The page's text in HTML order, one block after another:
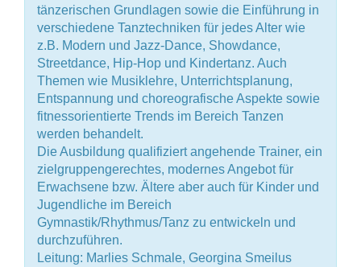
tänzerischen Grundlagen sowie die Einführung in
verschiedene Tanztechniken für jedes Alter wie
z.B. Modern und Jazz-Dance, Showdance,
Streetdance, Hip-Hop und Kindertanz. Auch
Themen wie Musiklehre, Unterrichtsplanung,
Entspannung und choreografische Aspekte sowie
fitnessorientierte Trends im Bereich Tanzen
werden behandelt.
Die Ausbildung qualifiziert angehende Trainer, ein
zielgruppengerechtes, modernes Angebot für
Erwachsene bzw. Ältere aber auch für Kinder und
Jugendliche im Bereich
Gymnastik/Rhythmus/Tanz zu entwickeln und
durchzuführen.
Leitung: Marlies Schmale, Georgina Smeilus